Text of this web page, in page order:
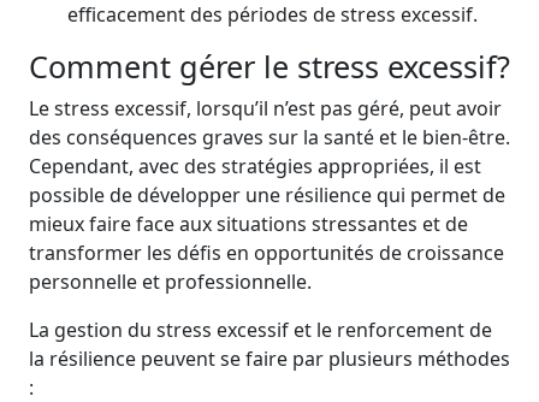
efficacement des périodes de stress excessif.
Comment gérer le stress excessif?
Le stress excessif, lorsqu’il n’est pas géré, peut avoir
des conséquences graves sur la santé et le bien-être.
Cependant, avec des stratégies appropriées, il est
possible de développer une résilience qui permet de
mieux faire face aux situations stressantes et de
transformer les défis en opportunités de croissance
personnelle et professionnelle.
La gestion du stress excessif et le renforcement de
la résilience peuvent se faire par plusieurs méthodes
: